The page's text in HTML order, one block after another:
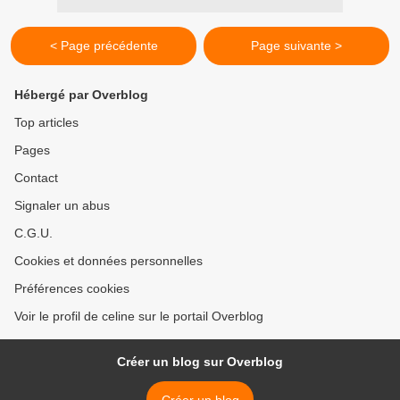
< Page précédente Page suivante >
Hébergé par Overblog
Top articles
Pages
Contact
Signaler un abus
C.G.U.
Cookies et données personnelles
Préférences cookies
Voir le profil de celine sur le portail Overblog
Créer un blog sur Overblog